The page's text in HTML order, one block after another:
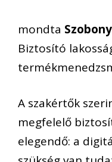
mondta
Biztosító
A szakértők
megfelelő
elegendő: a